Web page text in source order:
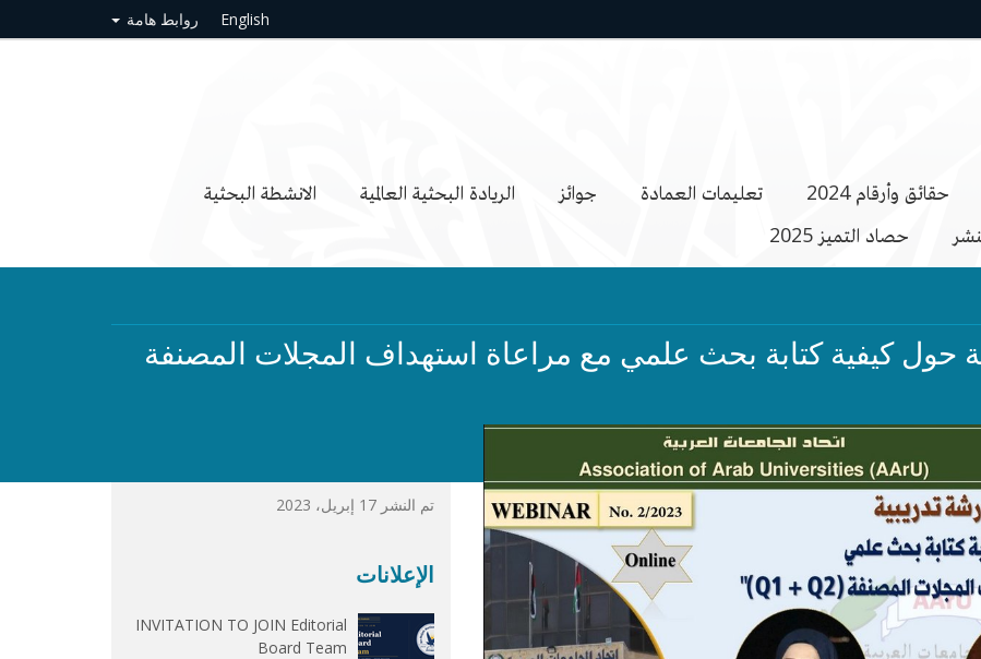
English روابط هامة
حقائق وأرقام 2024 تعليمات العمادة جوائز الريادة البحثية العالمية
الانشطة البحثية
حصاد التميز 2025
كيفية كتابة بحث علمي مع مراعاة استهداف المجلات المصنفة
تم النشر 17 إبريل، 2023
الإعلانات
INVITATION TO JOIN Editorial
Board Team